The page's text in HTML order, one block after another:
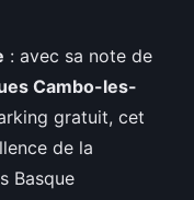
: avec sa note de
Cambo-les-
gratuit, cet
de la
Basque